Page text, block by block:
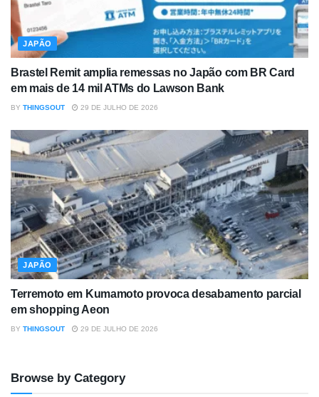
JAPÃO
Brastel Remit amplia remessas no Japão com BR Card
em mais de 14 mil ATMs do Lawson Bank
BY THINGSOUT 29 DE JULHO DE 2026
JAPÃO
Terremoto em Kumamoto provoca desabamento parcial
em shopping Aeon
BY THINGSOUT 29 DE JULHO DE 2026
Browse by Category